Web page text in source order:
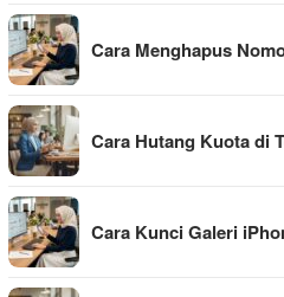
Cara Menghapus
Cara Hutang Kuota di
Cara Kunci Galeri